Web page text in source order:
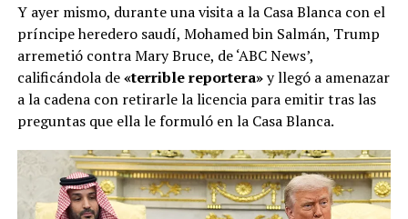
Y ayer mismo, durante una visita a la Casa Blanca con el
príncipe heredero saudí, Mohamed bin Salmán, Trump
arremetió contra Mary Bruce, de ‘ABC News’,
calificándola de«terrible reportera»y llegó a amenazar
a la cadena con retirarle la licencia para emitir tras las
preguntas que ella le formuló en la Casa Blanca.